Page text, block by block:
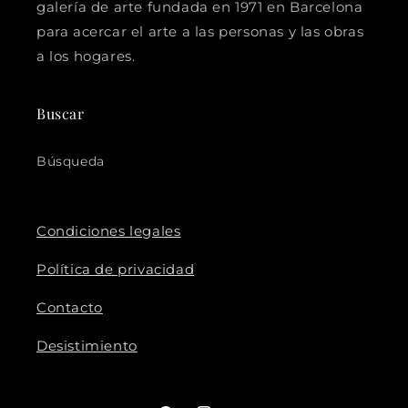
galería de arte fundada en 1971 en Barcelona
para acercar el arte a las personas y las obras
a los hogares.
Buscar
Búsqueda
Condiciones legales
Política de privacidad
Contacto
Desistimiento